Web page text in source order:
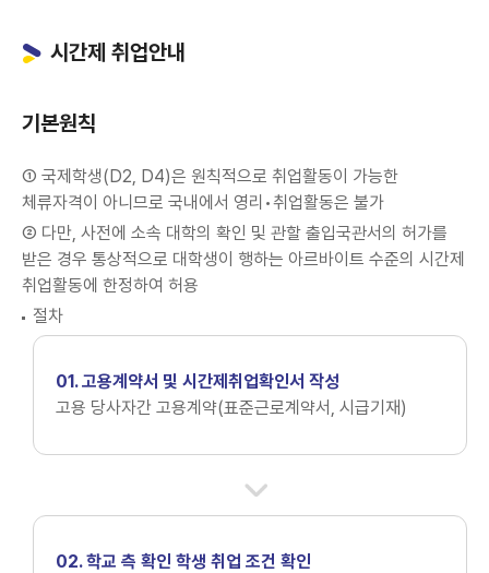
시간제 취업안내
기본원칙
① 국제학생(D2, D4)은 원칙적으로 취업활동이 가능한
체류자격이 아니므로 국내에서 영리•취업활동은 불가
② 다만, 사전에 소속 대학의 확인 및 관할 출입국관서의 허가를
받은 경우 통상적으로 대학생이 행하는 아르바이트 수준의 시간제
취업활동에 한정하여 허용
절차
01. 고용계약서 및 시간제취업확인서 작성
고용 당사자간 고용계약(표준근로계약서, 시급기재)
02. 학교 측 확인 학생 취업 조건 확인